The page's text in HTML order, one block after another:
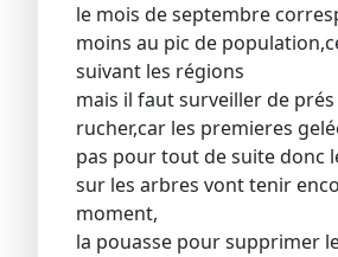
le mois de septembre
moins au pic de
suivant les régions
mais il faut surveiller de prés
rucher,car les premieres
pas pour tout de suite donc
sur les arbres vont tenir
moment,
la pouasse pour supprimer